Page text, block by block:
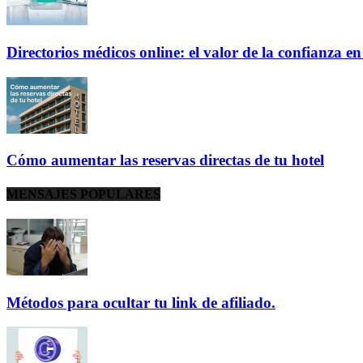
Directorios médicos online: el valor de la confianza
Cómo aumentar las reservas directas de tu hotel
MENSAJES POPULARES
Métodos para ocultar tu link de afiliado.